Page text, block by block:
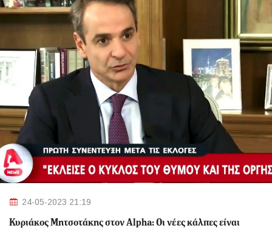
24-05-2023 21:19
Κυριάκος Μητσοτάκης στον Alpha: Οι νέες κάλπες είναι